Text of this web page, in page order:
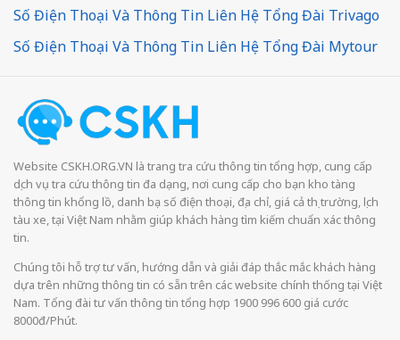
Số Điện Thoại Và Thông Tin Liên Hệ Tổng Đài Trivago
Số Điện Thoại Và Thông Tin Liên Hệ Tổng Đài Mytour
Website CSKH.ORG.VN là trang tra cứu thông tin tổng hợp, cung cấp
dịch vụ tra cứu thông tin đa dạng, nơi cung cấp cho bạn kho tàng
thông tin khổng lồ, danh bạ số điện thoại, địa chỉ, giá cả thị trường, lịch
tàu xe, tại Việt Nam nhằm giúp khách hàng tìm kiếm chuẩn xác thông
tin.
Chúng tôi hỗ trợ tư vấn, hướng dẫn và giải đáp thắc mắc khách hàng
dựa trên những thông tin có sẵn trên các website chính thống tại Việt
Nam. Tổng đài tư vấn thông tin tổng hợp 1900 996 600 giá cước
8000đ/Phút.